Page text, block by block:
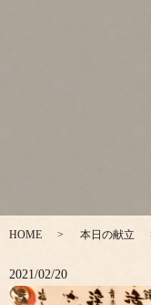
HOME 本日の献立
2021/02/20